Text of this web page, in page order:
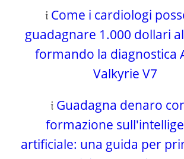
𝔦 Come i cardiologi
guadagnare 1.000 dollari
formando la diagnostica
Valkyrie V7
𝔦 Guadagna denaro
formazione
artificiale: una guida per